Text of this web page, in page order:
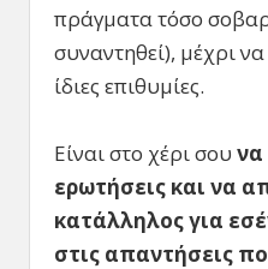
πράγματα τόσο
συναντηθεί), μέχρι
ίδιες επιθυμίες.
Είναι στο χέρι σου να
ερωτήσεις και να
κατάλληλος για
στις απαντήσεις